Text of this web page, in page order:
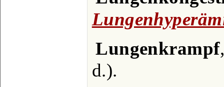
Lungenkrampf
d.).